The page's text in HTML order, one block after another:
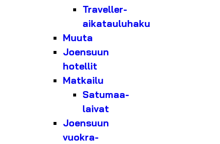
Traveller-
aikatauluhaku
Muuta
Joensuun
hotellit
Matkailu
Satumaa-
laivat
Joensuun
vuokra-